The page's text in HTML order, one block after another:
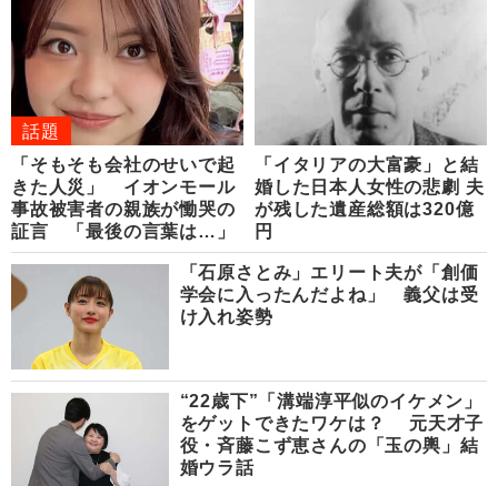
話題
「そもそも会社のせいで起
きた人災」 イオンモール
事故被害者の親族が慟哭の
証言 「最後の言葉は…」
「イタリアの大富豪」と結
婚した日本人女性の悲劇 夫
が残した遺産総額は320億
円
「石原さとみ」エリート夫が「創価
学会に入ったんだよね」 義父は受
け入れ姿勢
“22歳下”「溝端淳平似のイケメン」
をゲットできたワケは？ 元天才子
役・斉藤こず恵さんの「玉の輿」結
婚ウラ話